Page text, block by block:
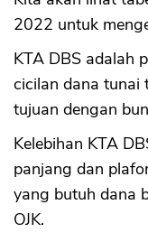
2022 untuk
KTA DBS adalah
cicilan dana tunai
tujuan dengan
Kelebihan KTA
panjang dan
yang butuh dana
OJK.